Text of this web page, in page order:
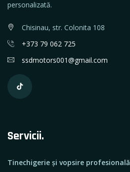
personalizată.
Chisinau, str. Cоlonita 108
+373 79 062 725
ssdmotors001@gmail.com
Servicii.
Tinechigerie și vopsire profesională